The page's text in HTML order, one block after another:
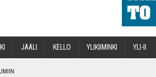
JÄÄ­LI KEL­LO YLI­KII­MIN­KI YLI-II